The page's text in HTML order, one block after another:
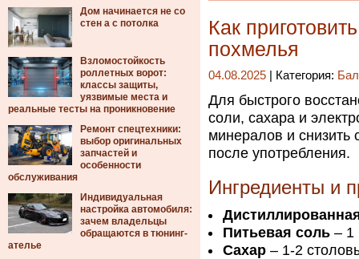
Дом начинается не со
стен а с потолка
Взломостойкость
роллетных ворот:
классы защиты,
уязвимые места и
реальные тесты на проникновение
Ремонт спецтехники:
выбор оригинальных
запчастей и
особенности
обслуживания
Индивидуальная
настройка автомобиля:
зачем владельцы
обращаются в тюнинг-
ателье
Как
похмелья
04.08.2025 | Категория:
Для быстрого
соли, сахара и
минералов и снизить
после употребления.
Ингредиенты и
Питьевая соль – 1
Сахар – 1-2